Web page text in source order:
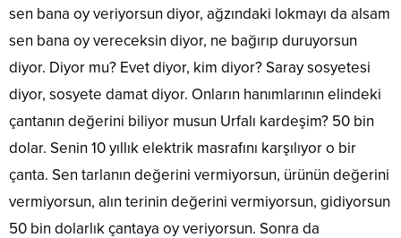
sen bana oy veriyorsun diyor, ağzındaki lokmayı da alsam
sen bana oy vereceksin diyor, ne bağırıp duruyorsun
diyor. Diyor mu? Evet diyor, kim diyor? Saray sosyetesi
diyor, sosyete damat diyor. Onların hanımlarının elindeki
çantanın değerini biliyor musun Urfalı kardeşim? 50 bin
dolar. Senin 10 yıllık elektrik masrafını karşılıyor o bir
çanta. Sen tarlanın değerini vermiyorsun, ürünün değerini
vermiyorsun, alın terinin değerini vermiyorsun, gidiyorsun
50 bin dolarlık çantaya oy veriyorsun. Sonra da